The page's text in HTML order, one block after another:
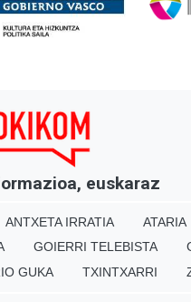
euskaraz
ANTXETA IRRATIA ATARIA
GOIERRI TELEBISTA
GUKA TXINTXARRI